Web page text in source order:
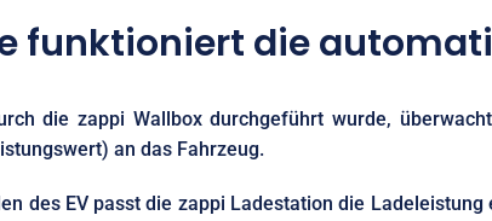
funktioniert die
die zappi Wallbox durchgeführt wurde,
an das Fahrzeug.
des EV passt die zappi Ladestation die